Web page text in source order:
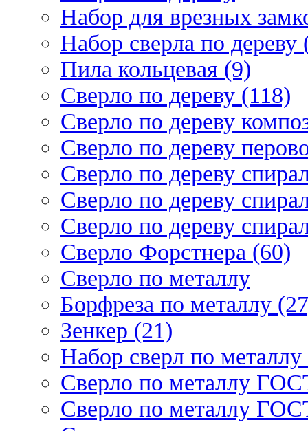
Набор для врезных
Набор сверла по дереву
Пила кольцевая (9)
Сверло по дереву (118)
Сверло по дереву
Сверло по дереву
Сверло по дереву
Сверло по дереву
Сверло по дереву
Сверло Форстнера (60)
Сверло по металлу
Борфреза по металлу
Зенкер (21)
Набор сверл по
Сверло по металлу
Сверло по металлу